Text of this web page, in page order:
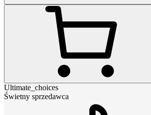
Ultimate_choices
Świetny sprzedawca